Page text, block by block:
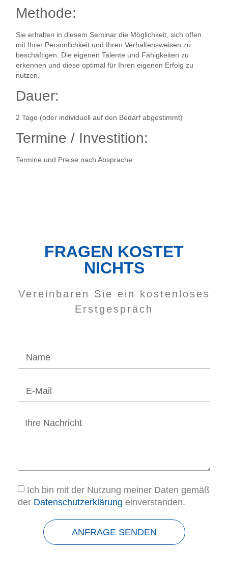
Methode:
Sie erhalten in diesem Seminar die Möglichkeit, sich offen
mit Ihrer Persönlichkeit und Ihren Verhaltensweisen zu
beschäftigen. Die eigenen Talente und Fähigkeiten zu
erkennen und diese optimal für Ihren eigenen Erfolg zu
nutzen.
Dauer:
2 Tage (oder individuell auf den Bedarf abgestimmt)
Termine / Investition:
Termine und Preise nach Absprache
FRAGEN KOSTET
NICHTS
Vereinbaren Sie ein kostenloses
Erstgespräch
Ich bin mit der Nutzung meiner Daten gemäß
der Datenschutzerklärung einverstanden.
ANFRAGE SENDEN